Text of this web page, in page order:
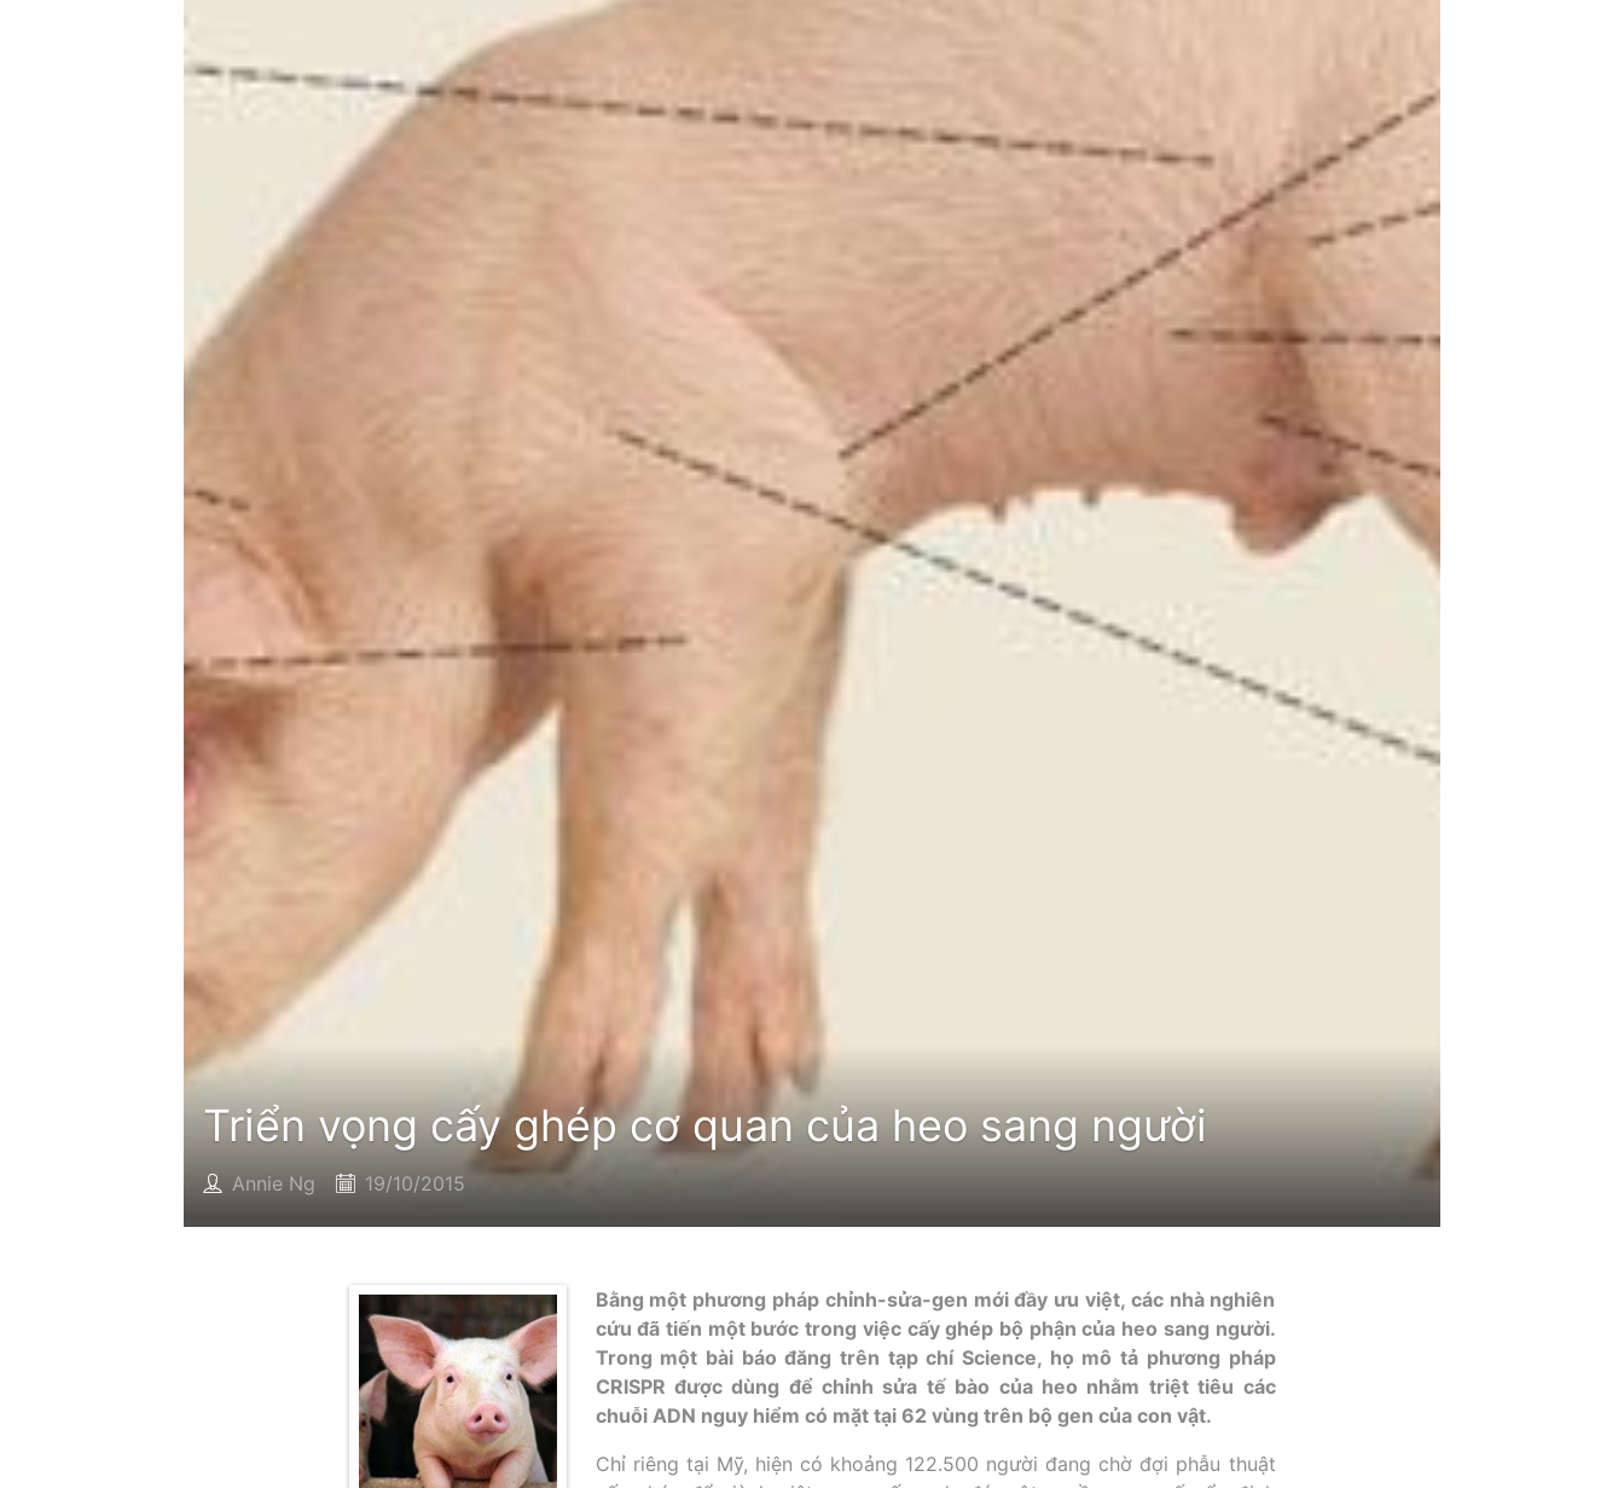
Triển vọng cấy ghép cơ quan của heo sang người
Annie Ng 19/10/2015
Bằng một phương pháp chỉnh-sửa-gen mới đầy ưu việt, các nhà nghiên
cứu đã tiến một bước trong việc cấy ghép bộ phận của heo sang người.
Trong một bài báo đăng trên tạp chí Science, họ mô tả phương pháp
CRISPR được dùng để chỉnh sửa tế bào của heo nhằm triệt tiêu các
chuỗi ADN nguy hiểm có mặt tại 62 vùng trên bộ gen của con vật.
Chỉ riêng tại Mỹ, hiện có khoảng 122.500 người đang chờ đợi phẫu thuật